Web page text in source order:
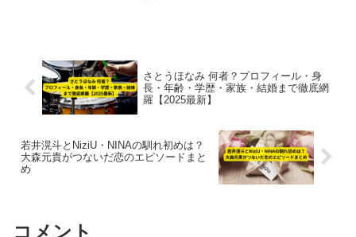
さとうほなみ 何者？プロフィール・身
長・年齢・学歴・家族・結婚まで徹底網
羅【2025最新】
若井滉斗とNiziU・NINAの馴れ初めは？
大森元貴がつないだ恋のエピソードまと
め
コメント